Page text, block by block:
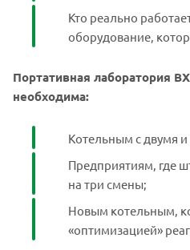
Кто реально
оборудование,
Портативная лаборатория
необходима:
Котельным с двумя
Предприятиям, где
на три смены;
Новым котельным,
«оптимизацией»